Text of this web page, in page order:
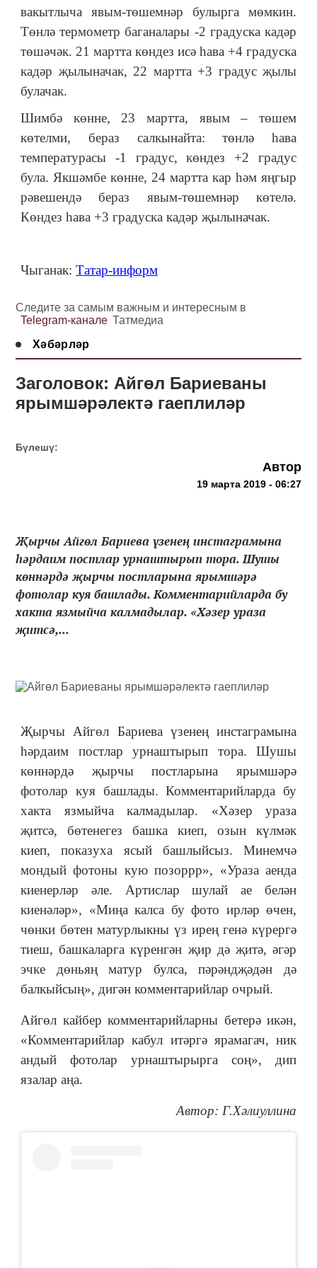
вакытлыча явым-төшемнәр булырга мөмкин.
Төнлә термометр баганалары -2 градуска кадәр
төшәчәк. 21 мартта көндез исә һава +4 градуска
кадәр җылыначак, 22 мартта +3 градус җылы
булачак.
Шимбә көнне, 23 мартта, явым – төшем
көтелми, бераз салкынайта: төнлә һава
температурасы -1 градус, көндез +2 градус
була. Якшәмбе көнне, 24 мартта кар һәм яңгыр
рәвешендә бераз явым-төшемнәр көтелә.
Көндез һава +3 градуска кадәр җылыначак.
Чыганак: Татар-информ
Следите за самым важным и интересным в
Telegram-канале Татмедиа
Хәбәрләр
Заголовок: Айгөл Бариеваны
ярымшәрәлектә гаеплиләр
Бүлешү:
Автор
19 марта 2019 - 06:27
Җырчы Айгөл Бариева үзенең инстаграмына
һәрдаим постлар урнаштырып тора. Шушы
көннәрдә җырчы постларына ярымшәрә
фотолар куя башлады. Комментарийларда бу
хакта язмыйча калмадылар. «Хәзер ураза
җитсә,...
Җырчы Айгөл Бариева үзенең инстаграмына
һәрдаим постлар урнаштырып тора. Шушы
көннәрдә җырчы постларына ярымшәрә
фотолар куя башлады. Комментарийларда бу
хакта язмыйча калмадылар. «Хәзер ураза
җитсә, бөтенегез башка киеп, озын күлмәк
киеп, показуха ясый башлыйсыз. Минемчә
мондый фотоны кую позоррр», «Ураза аенда
киенерләр әле. Артислар шулай ае белән
киенәләр», «Миңа калса бу фото ирләр өчен,
чөнки бөтен матурлыкны үз ирең генә күрергә
тиеш, башкаларга күренгән җир дә җитә, әгәр
эчке дөньяң матур булса, пәрәндҗәдән дә
балкыйсың», дигән комментарийлар очрый.
Айгөл кайбер комментарийларны бетерә икән,
«Комментарийлар кабул итәргә ярамагач, ник
андый фотолар урнаштырырга соң», дип
язалар аңа.
Автор: Г.Хәлиуллина